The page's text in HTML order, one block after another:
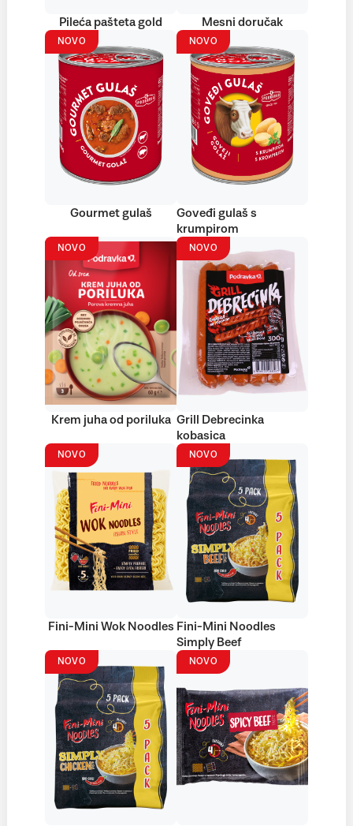
Pileća pašteta gold Mesni doručak
NOVO
Gourmet gulaš
NOVO
Goveđi gulaš s
krumpirom
NOVO
Krem juha od poriluka
NOVO
Grill Debrecinka
kobasica
NOVO
Fini-Mini Wok Noodles
NOVO
Fini-Mini Noodles
Simply Beef
NOVO NOVO